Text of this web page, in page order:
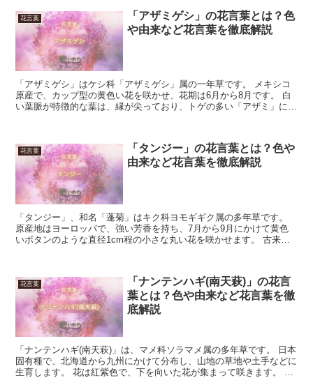
花言葉
「アザミゲシ」の花言葉とは？色
や由来など花言葉を徹底解説
「アザミゲシ」はケシ科「アザミゲシ」属の一年草です。 メキシコ
原産で、カップ型の黄色い花を咲かせ、花期は6月から8月です。 白
い葉脈が特徴的な葉は、縁が尖っており、トゲの多い「アザミ」に喩
花言葉
「タンジー」の花言葉とは？色や
由来など花言葉を徹底解説
「タンジー」、和名「蓬菊」はキク科ヨモギギク属の多年草です。
原産地はヨーロッパで、強い芳香を持ち、7月から9月にかけて黄色
いボタンのような直径1cm程の小さな丸い花を咲かせます。 古来は
花言葉
「ナンテンハギ(南天萩)」の花言
葉とは？色や由来など花言葉を徹
底解説
「ナンテンハギ(南天萩)」は、マメ科ソラマメ属の多年草です。 日本
固有種で、北海道から九州にかけて分布し、山地の草地や土手などに
生育します。 花は紅紫色で、下を向いた花が集まって咲きます。 花